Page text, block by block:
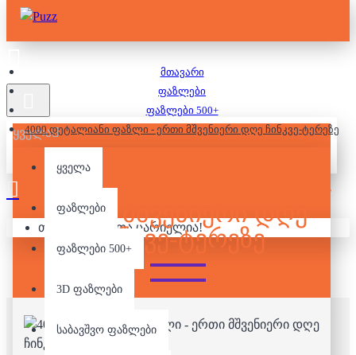
ყველა
ყველა
ფაზლები
ფაზლები 500+
3D ფაზლები
საბავშვო ფაზლები
თქვენი კალათა ცარიელია!
მთავარი
ფაზლები
ფაზლები 500+
4000 დეტალიანი ფაზლი - ერთი მშვენიერი დღე ჩინკვე-ტერეზე
4000 ᲓᲔᲢᲐᲚᲘᲐᲜᲘ ᲤᲐᲖᲚᲘ -
ᲔᲠᲗᲘ ᲛᲨᲕᲔᲜᲘᲔᲠᲘ ᲓᲦᲔ
ᲩᲘᲜᲙᲕᲔ-ᲢᲔᲠᲔᲖᲔ